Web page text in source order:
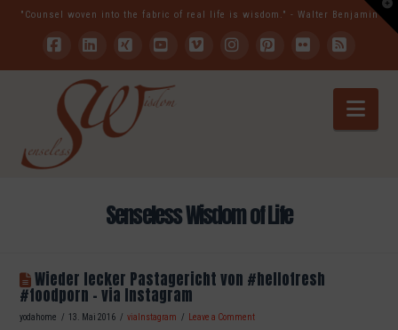
"Counsel woven into the fabric of real life is wisdom." - Walter Benjamin
FacebookLinkedIn
XING YouTubeVimeoInstagramPinterest
FlickrRSS
Senseless Wisdom of Life
Wieder lecker Pastagericht von #hellofresh
#foodporn – via Instagram
yodahome 13. Mai 2016 viaInstagram Leave a Comment